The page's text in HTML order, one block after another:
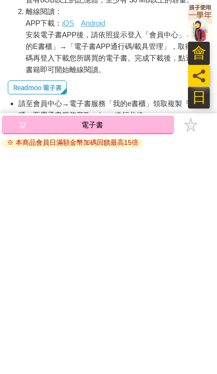
離線閱讀：
APP下載： iOS
Android
安裝電子書APP後，請依照提示登入「會員中心」→「我
的E書櫃」→「電子書APP通行碼/載具管理」，取得通行
碼再登入下載您所購買的電子書。完成下載後，點選任一
書籍即可開始離線閱讀。
請至會員中心→電子書服務「我的e書櫃」領取複製『兌換
碼』至電子書服務商Readmoo進行兌換。
退換貨須知：
因版權保護，您在金石堂所購買的電子書僅能以金石堂專屬
電子書
※ 本商品會員日滿額金幣加碼回饋最高15倍
日
員
會